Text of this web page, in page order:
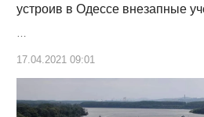
устроив в Одессе внезапные
…
17.04.2021 09:01